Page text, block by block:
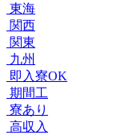
東海
関西
関東
九州
即入寮OK
期間工
寮あり
高収入